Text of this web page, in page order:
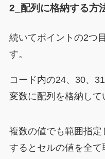
2_配列に格納する方
続いてポイントの2つ
す。
コード内の24、30、
変数に配列を格納して
複数の値でも範囲指定
するとセルの値を全て